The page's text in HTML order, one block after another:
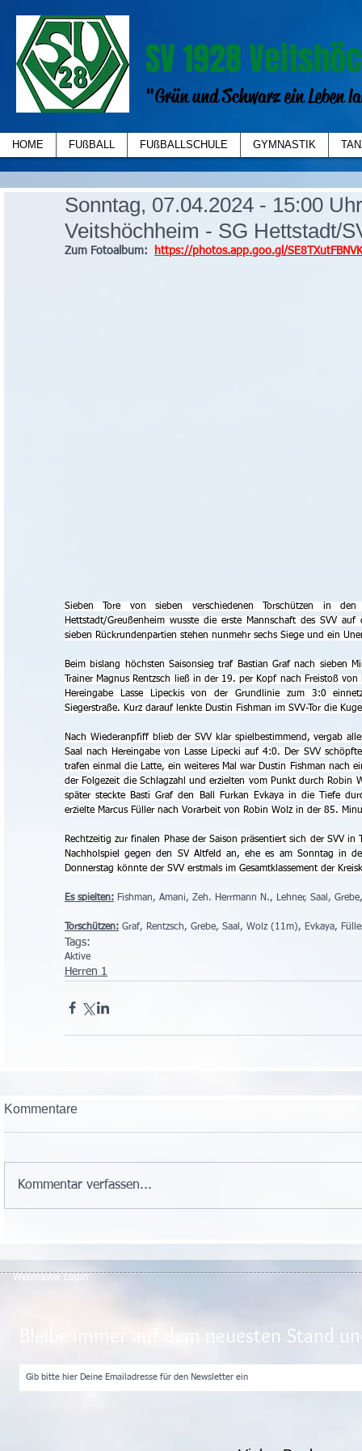
SV 1928
"Grün und Schwarz ein Leben
HOME FUßBALL FUßBALLSCHULE GYMNASTIK
Sonntag, 07.04.2024 - 15:00
Veitshöchheim - SG Hettstadt/
Zum Fotoalbum: https://photos.app.goo.gl/
Sieben Tore von sieben verschiedenen Torschützen in
Hettstadt/Greußenheim wusste die erste Mannschaft des SVV
sieben Rückrundenpartien stehen nunmehr sechs Siege und ein
Beim bislang höchsten Saisonsieg traf Bastian Graf nach sieben
Trainer Magnus Rentzsch ließ in der 19. per Kopf nach Freistoß
Hereingabe Lasse Lipeckis von der Grundlinie zum 3:0
Siegerstraße. Kurz darauf lenkte Dustin Fishman im SVV-Tor die
Nach Wiederanpfiff blieb der SVV klar spielbestimmend, vergab
Saal nach Hereingabe von Lasse Lipecki auf 4:0. Der SVV
trafen einmal die Latte, ein weiteres Mal war Dustin Fishman nach
der Folgezeit die Schlagzahl und erzielten vom Punkt durch Robin
später steckte Basti Graf den Ball Furkan Evkaya in die Tiefe
erzielte Marcus Füller nach Vorarbeit von Robin Wolz in der 85.
Rechtzeitig zur finalen Phase der Saison präsentiert sich der SVV
Nachholspiel gegen den SV Altfeld an, ehe es am Sonntag in
Donnerstag könnte der SVV erstmals im Gesamtklassement der
Es spielten: Fishman, Amani, Zeh. Herrmann N., Lehner, Saal,
Torschützen: Graf, Rentzsch, Grebe, Saal, Wolz (11m), Evkaya,
Tags:
Aktive
Herren 1
Kommentare
Kommentar verfassen...
Webmaster Login
Bleibe immer auf dem neuesten Stand